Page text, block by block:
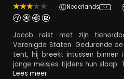
Nederlands 5.1
Jacob reist met zijn
Verenigde Staten. Gedurende
tent, hij breekt intussen binnen
jonge meisjes tijdens hun slaap.
de westkust naderen, eist het
Lees meer